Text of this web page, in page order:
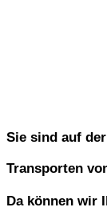
Sie sind auf
Transporten
Da können wir